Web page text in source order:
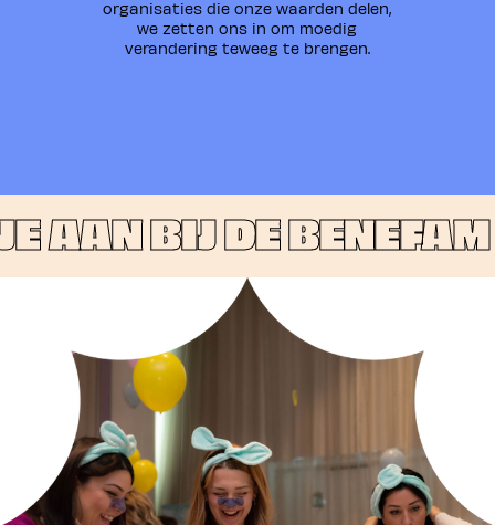
organisaties die onze waarden delen,
we zetten ons in om moedig
verandering teweeg te brengen.
BIJ DE BENEFAM •